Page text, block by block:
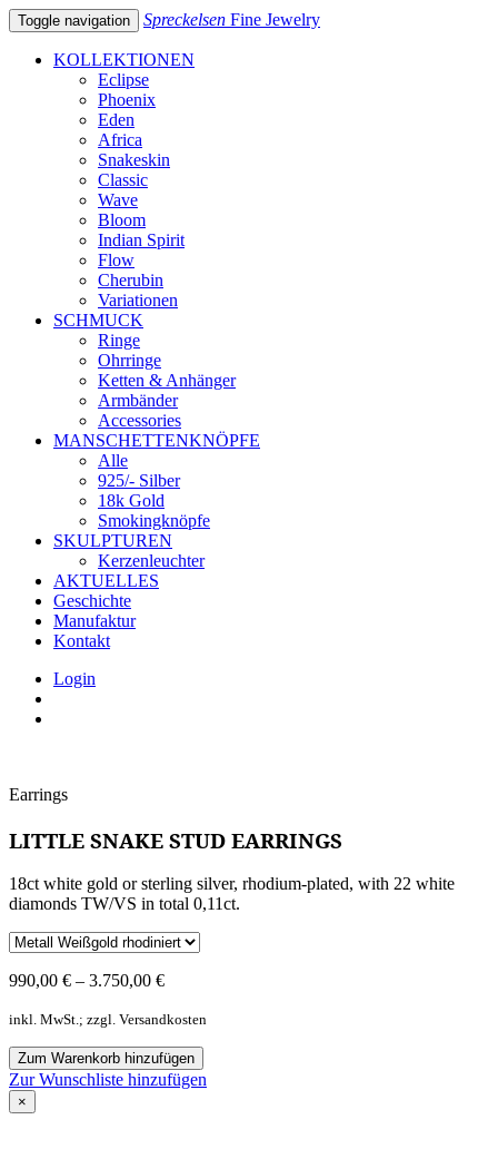
Toggle navigation Spreckelsen Fine Jewelry
KOLLEKTIONEN
Eclipse
Phoenix
Eden
Africa
Snakeskin
Classic
Wave
Bloom
Indian Spirit
Flow
Cherubin
Variationen
SCHMUCK
Ringe
Ohrringe
Ketten & Anhänger
Armbänder
Accessories
MANSCHETTENKNÖPFE
Alle
925/- Silber
18k Gold
Smokingknöpfe
SKULPTUREN
Kerzenleuchter
AKTUELLES
Geschichte
Manufaktur
Kontakt
Login
Earrings
LITTLE SNAKE STUD EARRINGS
18ct white gold or sterling silver, rhodium-plated, with 22 white
diamonds TW/VS in total 0,11ct.
990,00 € – 3.750,00 €
inkl. MwSt.; zzgl. Versandkosten
Zum Warenkorb hinzufügen
Zur Wunschliste hinzufügen
×